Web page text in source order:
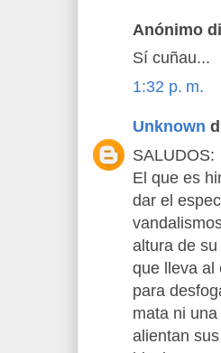
Anónimo
Sí cuñau...
1:32 p. m.
Unknown
SALUDOS:
El que es
dar el
altura de
que lleva al
para
mata ni
alientan